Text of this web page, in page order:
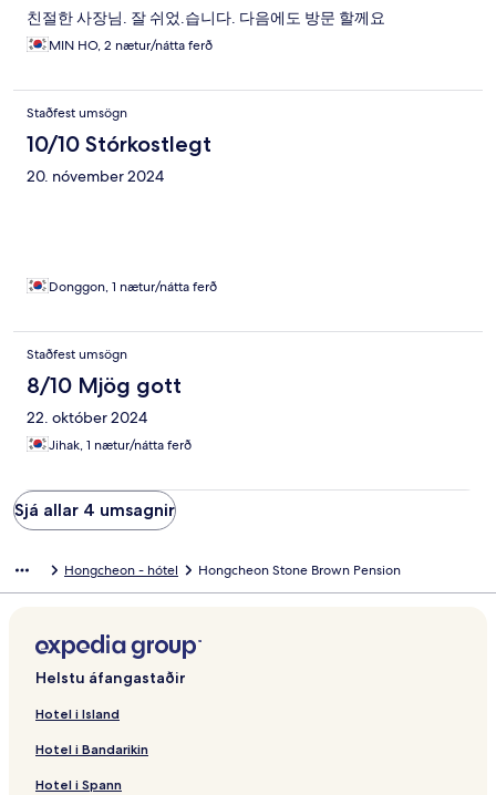
친절한 사장님. 잘 쉬었.습니다. 다음에도 방문 할께요
MIN HO, 2 nætur/nátta ferð
Staðfest umsögn
10/10 Stórkostlegt
20. nóvember 2024
Donggon, 1 nætur/nátta ferð
Staðfest umsögn
8/10 Mjög gott
22. október 2024
Jihak, 1 nætur/nátta ferð
Sjá allar 4 umsagnir
Hongcheon - hótel Hongcheon Stone Brown Pension
Helstu áfangastaðir
Hotel i Island
Hotel i Bandarikin
Hotel i Spann